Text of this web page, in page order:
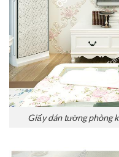
Giấy dán tường phòng